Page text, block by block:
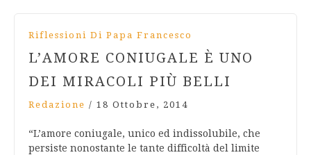
Riflessioni Di Papa Francesco
L’AMORE CONIUGALE È UNO
DEI MIRACOLI PIÙ BELLI
Redazione / 18 Ottobre, 2014
“L’amore coniugale, unico ed indissolubile, che
persiste nonostante le tante difficoltà del limite